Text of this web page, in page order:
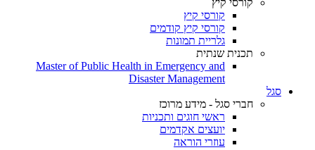
קורסי קיץ
קורסי קיץ
קורסי קיץ קודמים
גלריית תמונות
תכנית שנתית
Master of Public Health in Emergency and
Disaster Management
סגל
חברי סגל - מידע מרוכז
ראשי חוגים ותכניות
יועצים אקדמים
עוזרי הוראה